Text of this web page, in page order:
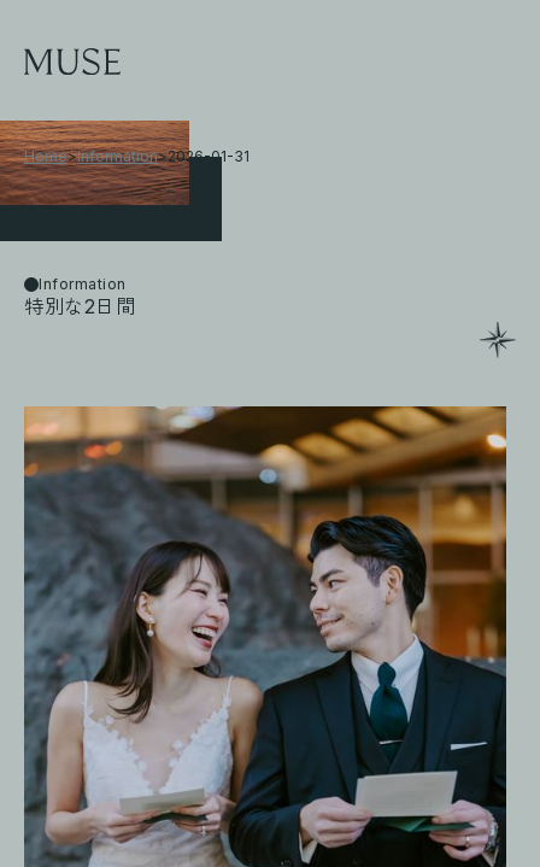
Home>Information>2026-01-31
Information
特別な2日間